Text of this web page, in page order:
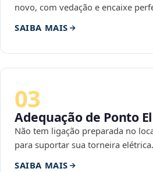
novo, com vedação e encaixe
SAIBA MAIS
03
Adequação de Ponto
Não tem ligação preparada no
para suportar sua torneira elétrica.
SAIBA MAIS